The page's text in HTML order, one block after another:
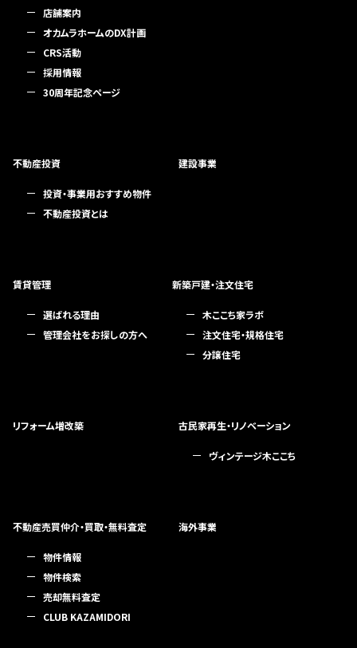
店舗案内
オカムラホームのDX計画
CRS活動
採用情報
30周年記念ページ
不動産投資
投資・事業用おすすめ物件
不動産投資とは
建設事業
賃貸管理
選ばれる理由
管理会社をお探しの方へ
新築戸建・注文住宅
木ここち家ラボ
注文住宅・規格住宅
分譲住宅
リフォーム増改築 古民家再生・リノベーション
ヴィンテージ木ここち
不動産売買仲介・買取・無料査定
物件情報
物件検索
売却無料査定
CLUB KAZAMIDORI
海外事業